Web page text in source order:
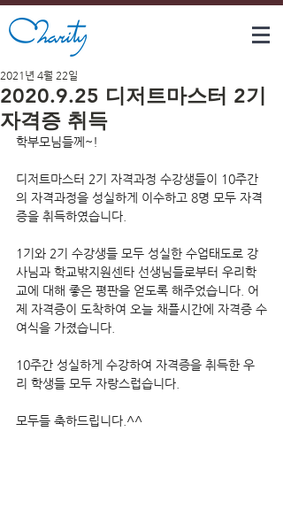
2020.9.25 디저트마스터 2기
자격증 취득
2021년 4월 22일
학부모님들께~!
디저트마스터 2기 자격과정 수강생들이 10주간
의 자격과정을 성실하게 이수하고 8명 모두 자격
증을 취득하였습니다.
1기와 2기 수강생들 모두 성실한 수업태도로 강
사님과 학교밖지원센타 선생님들로부터 우리학
교에 대해 좋은 평판을 얻도록 해주었습니다. 어
제 자격증이 도착하여 오늘 채플시간에 자격증 수
여식을 가졌습니다.
10주간 성실하게 수강하여 자격증을 취득한 우
리 학생들 모두 자랑스럽습니다.
모두들 축하드립니다.^^